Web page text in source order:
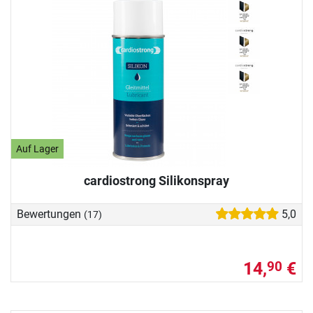
Auf Lager
cardiostrong Silikonspray
Bewertungen (17) 5,0
14,90 €